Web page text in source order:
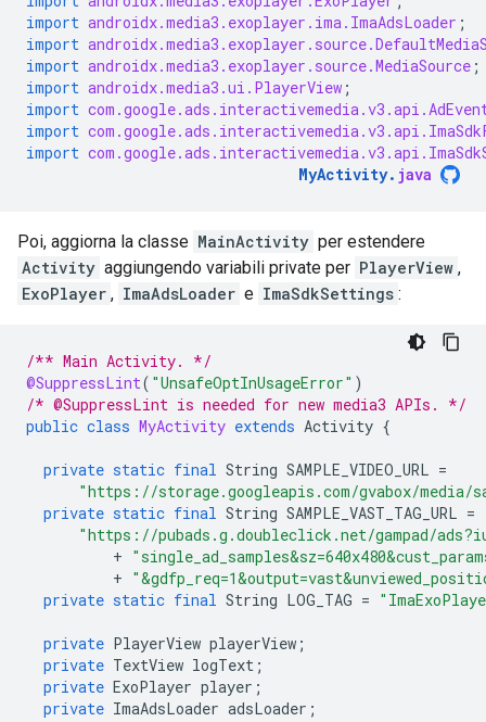
import androidx.media3.exoplayer.ima.ImaAdsLoader ;
import
import androidx.media3.exoplayer.source.MediaSource ;
import androidx.media3.ui.PlayerView ;
import
import
import
MyActivity. java
Poi, aggiorna la classe MainActivity per estendere
Activity aggiungendo variabili private per PlayerView ,
ExoPlayer , ImaAdsLoader e ImaSdkSettings :
/** Main Activity. */
@SuppressLint( "UnsafeOptInUsageError" )
/* @SuppressLint is needed for new media3 APIs. */
public class MyActivity extends Activity {
private static final String SAMPLE_VIDEO_URL =
"https://storage.googleapis.com/gvabox/media/
private static final String SAMPLE_VAST_TAG_URL =
"https://pubads.g.doubleclick.net/gampad/
+
+
private static final String LOG_TAG =
private PlayerView playerView ;
private TextView logText ;
private ExoPlayer player ;
private ImaAdsLoader adsLoader ;